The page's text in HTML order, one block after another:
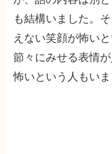
も結構いました。
えない笑顔が怖い
節々にみせる表情
怖いという人もいま